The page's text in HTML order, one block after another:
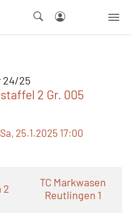
24/25
2 Gr. 005
Sa, 25.1.2025 17:00
2
TC Markwasen
Reutlingen 1